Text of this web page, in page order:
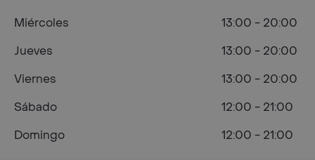
Miércoles
13:00 - 20:00
Jueves
13:00 - 20:00
Viernes
13:00 - 20:00
Sábado
12:00 - 21:00
Domingo
12:00 - 21:00